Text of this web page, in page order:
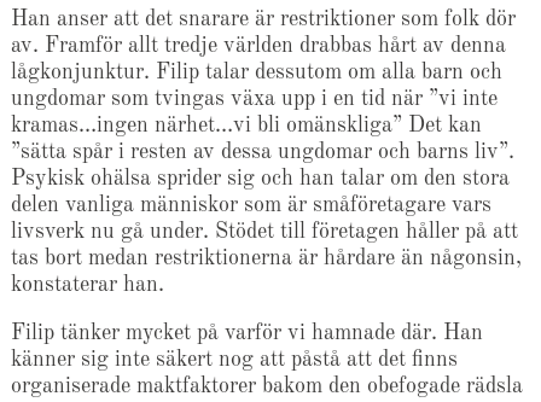
Han anser att det snarare är restriktioner som folk dör
av. Framför allt tredje världen drabbas hårt av denna
lågkonjunktur. Filip talar dessutom om alla barn och
ungdomar som tvingas växa upp i en tid när ”vi inte
kramas…ingen närhet…vi bli omänskliga” Det kan
”sätta spår i resten av dessa ungdomar och barns liv”.
Psykisk ohälsa sprider sig och han talar om den stora
delen vanliga människor som är småföretagare vars
livsverk nu gå under. Stödet till företagen håller på att
tas bort medan restriktionerna är hårdare än någonsin,
konstaterar han.
Filip tänker mycket på varför vi hamnade där. Han
känner sig inte säkert nog att påstå att det finns
organiserade maktfaktorer bakom den obefogade rädsla